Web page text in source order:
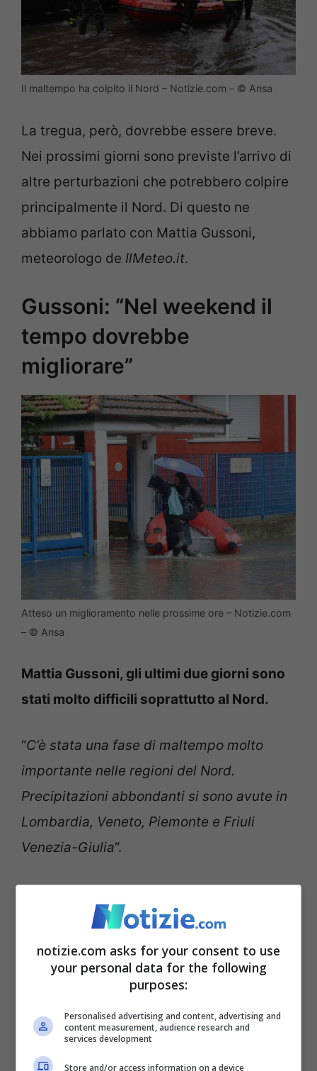
Il maltempo ha colpito il Nord – Notizie.com – © Ansa
La tregua, però, dovrebbe essere breve.
Nei prossimi giorni sono previste l’arrivo di
altre perturbazioni che potrebbero colpire
principalmente il Nord. Di questo ne
abbiamo parlato con Mattia Gussoni,
meteorologo de IlMeteo.it.
Gussoni: “Nel weekend il
tempo dovrebbe
migliorare”
Atteso un miglioramento nelle prossime ore – Notizie.com
– © Ansa
Mattia Gussoni, gli ultimi due giorni sono
stati molto difficili soprattutto al Nord.
“C’è stata una fase di maltempo molto
importante nelle regioni del Nord.
Precipitazioni abbondanti si sono avute in
Lombardia, Veneto, Piemonte e Friuli
Venezia-Giulia“.
Anche se queste saranno meno
continuative rispetto ai giorni scorsi
Nelle scorse settimane abbiamo assistito
a piogge durante i giorni lavorativi e sole
notizie.com asks for your consent to use
your personal data for the following
purposes:
Personalised advertising and content, advertising and
content measurement, audience research and
services development
Store and/or access information on a device